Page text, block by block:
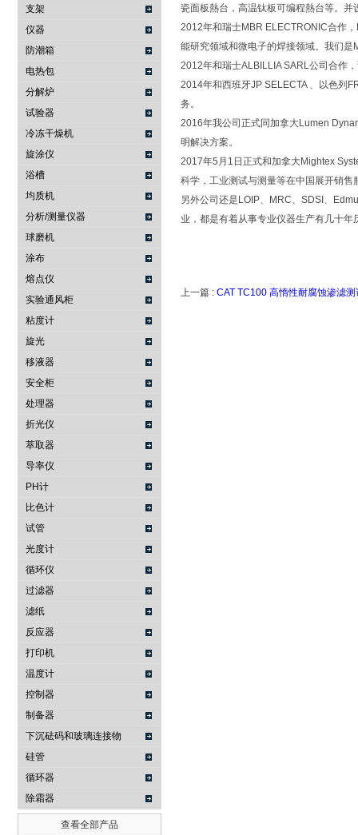
支架
仪器
防潮箱
电热包
分解炉
试验器
冷冻干燥机
旋涂仪
浴槽
均质机
分析/测量仪器
球磨机
涂布
熔点仪
实验通风柜
粘度计
旋光
移液器
安全柜
处理器
折光仪
萃取器
导率仪
PH计
比色计
试管
光度计
循环仪
过滤器
滤纸
反应器
打印机
温度计
控制器
制备器
下沉砝码和玻璃连接物
硅管
循环器
除霜器
查看全部产品
瓷面板熱台，高温钛板可编程熱台等。
2012年和瑞士MBR ELECTRONIC合作
能研究领域和微电子的焊接领域。我们
2012年和瑞士ALBILLIA SARL公司合作
2014年和西班牙JP SELECTA 、以色列
务。
2016年我公司正式同加拿大Lumen
明解决方案。
2017年5月1日正式和加拿大Mightex
科学，工业测试与测量等在中国展开销售
另外公司还是LOIP、MRC、SDSI、
业，都是有着从事专业仪器生产有几十
上一篇 : CAT TC100 高惰性耐腐蚀渗滤测